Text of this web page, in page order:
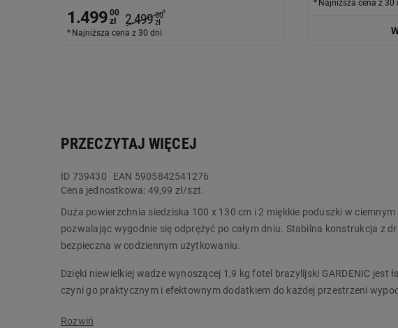
1.499 00
zł
2.499 00
zł
*
Najniższa cena z 30 dni
Najniższa cena z 30
PRZECZYTAJ WIĘCEJ
ID 739430
EAN 5905842541276
Cena jednostkowa: 49,99 zł/szt.
Duża powierzchnia siedziska 100 x 130 cm i 2 miękkie poduszki w
pozwalając wygodnie się odprężyć po całym dniu. Stabilna konstrukcja z
bezpieczna w codziennym użytkowaniu.
Dzięki niewielkiej wadze wynoszącej 1,9 kg fotel brazylijski GARDENIC
czyni go praktycznym i efektownym dodatkiem do każdej przestrzeni
Główne cechy: